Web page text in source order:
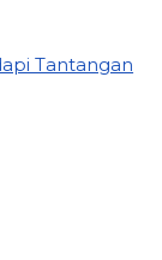
Tantangan